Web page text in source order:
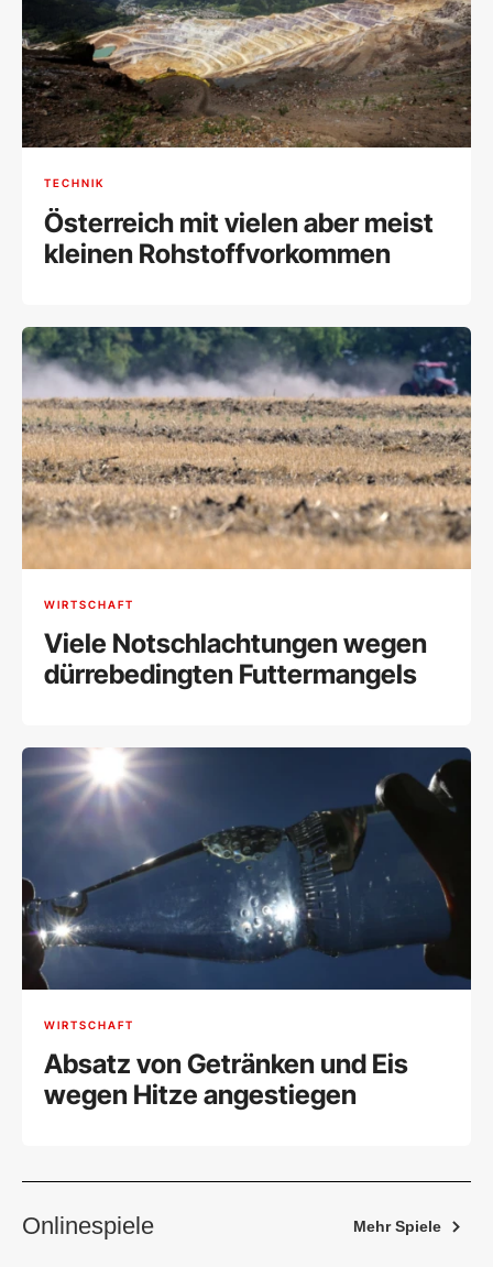
TECHNIK
Österreich mit vielen aber meist
kleinen Rohstoffvorkommen
WIRTSCHAFT
Viele Notschlachtungen wegen
dürrebedingten Futtermangels
WIRTSCHAFT
Absatz von Getränken und Eis
wegen Hitze angestiegen
Onlinespiele Mehr Spiele